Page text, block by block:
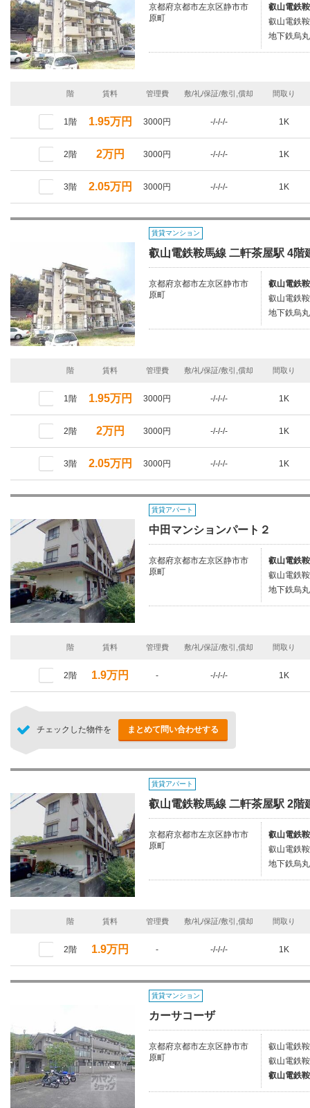
京都府京都市左京区静市市
原町
叡山電鉄
叡山電鉄
地下鉄烏
階 賃料 管理費 敷/礼/保証/敷引,償却 間取り
1階 1.95万円 3000円 -/-/-/- 1K
2階 2万円 3000円 -/-/-/- 1K
3階 2.05万円 3000円 -/-/-/- 1K
賃貸マンション
叡山電鉄鞍馬線 二軒茶屋駅 4階
京都府京都市左京区静市市
原町
叡山電鉄
叡山電鉄
地下鉄烏
階 賃料 管理費 敷/礼/保証/敷引,償却 間取り
1階 1.95万円 3000円 -/-/-/- 1K
2階 2万円 3000円 -/-/-/- 1K
3階 2.05万円 3000円 -/-/-/- 1K
賃貸アパート
中田マンションパート２
京都府京都市左京区静市市
原町
叡山電鉄
叡山電鉄
地下鉄烏
階 賃料 管理費 敷/礼/保証/敷引,償却 間取り
2階 1.9万円 - -/-/-/- 1K
チェックした物件を まとめて問い合わせする
賃貸アパート
叡山電鉄鞍馬線 二軒茶屋駅 2階
京都府京都市左京区静市市
原町
叡山電鉄
叡山電鉄
地下鉄烏
階 賃料 管理費 敷/礼/保証/敷引,償却 間取り
2階 1.9万円 - -/-/-/- 1K
賃貸マンション
カーサコーザ
京都府京都市左京区静市市
原町
叡山電鉄
叡山電鉄
叡山電鉄